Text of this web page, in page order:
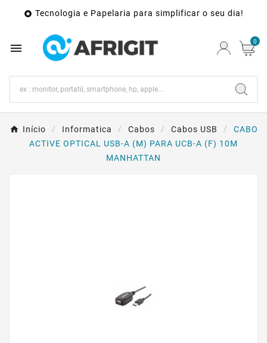
 Tecnologia e Papelaria para simplificar o seu dia!
 0
Início Informatica Cabos Cabos USB
CABO
ACTIVE OPTICAL USB-A (M) PARA UCB-A (F) 10M
MANHATTAN